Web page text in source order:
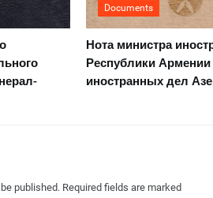
Documents
Нота министра
Республики Армении
иностранных дел
published. Required fields are marked